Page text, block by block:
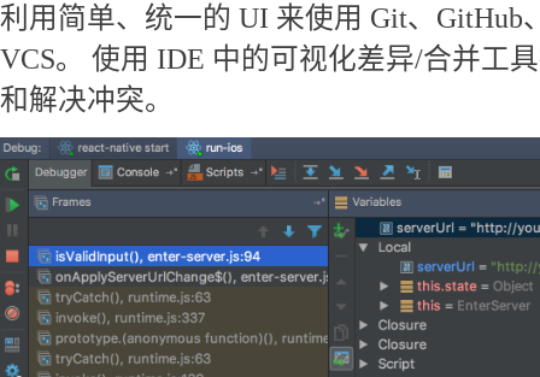
利用简单、统一的 UI 来使用 Git、GitHub
VCS。 使用 IDE 中的可视化差异/合并工
和解决冲突。